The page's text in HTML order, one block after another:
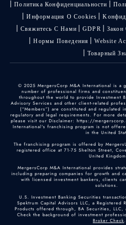
Политика Конфиденциальности
Информация О Cookies
Свяжитесь С Нами
GDPR
Нормы Поведения
Website
Товарный
© 2025 MergersCorp M&A International is a
number of professional firms and
throughout the world to provide Investment
Advisory Services and other client-related
(“Members”) are constituted and regulated
regulatory and legal requirements. For more
please visit our Disclaimer: https://
International's franchising program is not
in the United
The franchising program is offered by
registered office at 71-75 Shelton Street,
United
MergersCorp M&A International provides
including preparing companies for growth and
with licensed investment bankers, clients
solutions.
U.S. Investment Banking Securities
Spektrum Capital Advisors LLC, a Registered
Products offered through, BA Securities, LLC,
Check the background of investment
Broker Check.